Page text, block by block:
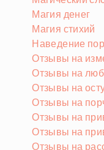
Магия денег
Магия стихий
Наведение
Отзывы на
Отзывы на
Отзывы на
Отзывы на
Отзывы на
Отзывы на
Отзывы на